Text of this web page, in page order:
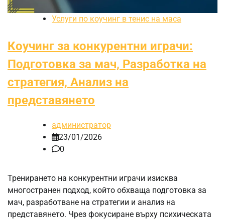
Услуги по коучинг в тенис на маса
Коучинг за конкурентни играчи:
Подготовка за мач, Разработка на
стратегия, Анализ на
представянето
администратор
23/01/2026
0
Тренирането на конкурентни играчи изисква
многостранен подход, който обхваща подготовка за
мач, разработване на стратегии и анализ на
представянето. Чрез фокусиране върху психическата